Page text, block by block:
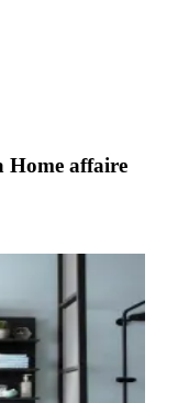
Home affaire